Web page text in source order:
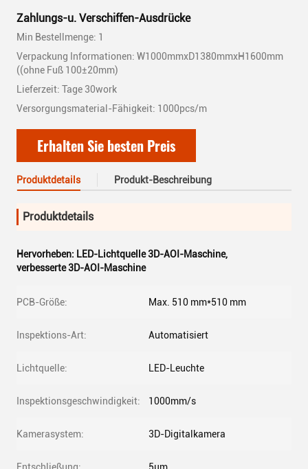
Zahlungs-u. Verschiffen-Ausdrücke
Min Bestellmenge: 1
Verpackung Informationen: W1000mmxD1380mmxH1600mm
((ohne Fuß 100±20mm)
Lieferzeit: Tage 30work
Versorgungsmaterial-Fähigkeit: 1000pcs/m
Erhalten Sie besten Preis
Produktdetails Produkt-Beschreibung
Produktdetails
Hervorheben: LED-Lichtquelle 3D-AOI-Maschine,
verbesserte 3D-AOI-Maschine
PCB-Größe: Max. 510 mm*510 mm
Inspektions-Art: Automatisiert
Lichtquelle: LED-Leuchte
Inspektionsgeschwindigkeit: 1000mm/s
Kamerasystem: 3D-Digitalkamera